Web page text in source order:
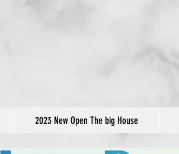
2023 New Open The big House